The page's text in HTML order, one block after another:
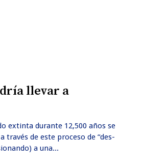
llevar a
extinta durante 12,500 años se
de este proceso de “des-
a una...